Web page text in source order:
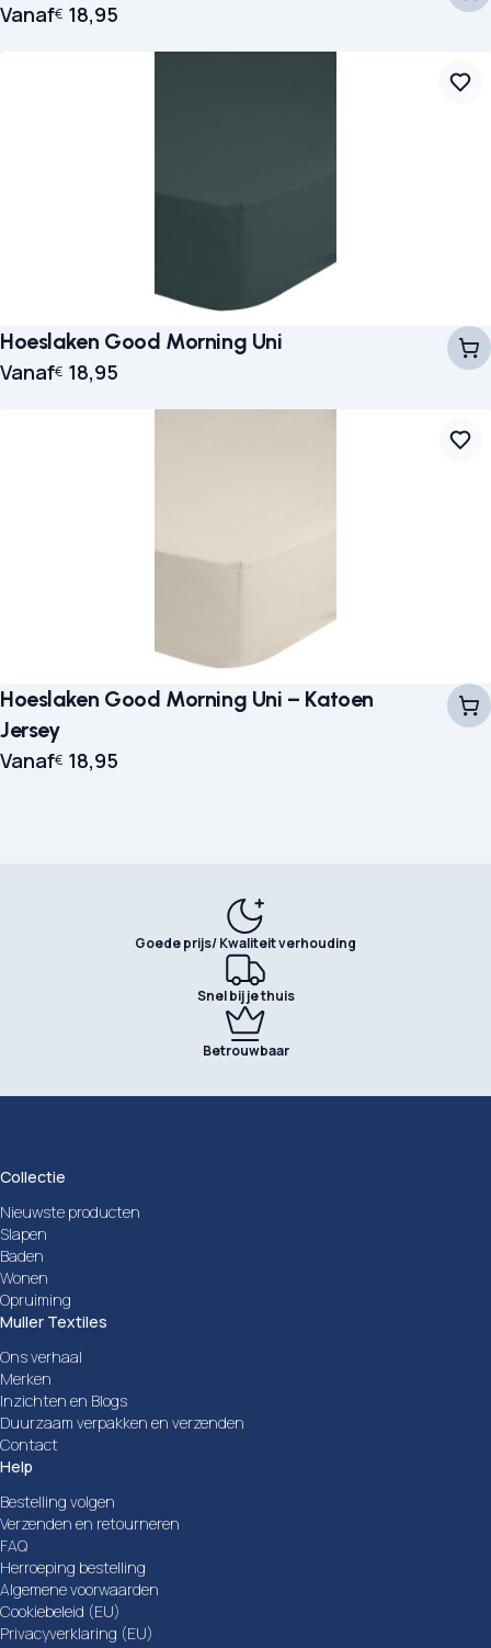
Vanaf€ 18,95
Hoeslaken Good Morning Uni
Vanaf€ 18,95
Hoeslaken Good Morning Uni – Katoen
Jersey
Vanaf€ 18,95
Goede prijs/ Kwaliteit verhouding
Snel bij je thuis
Betrouwbaar
Collectie
Nieuwste producten
Slapen
Baden
Wonen
Opruiming
Muller Textiles
Ons verhaal
Merken
Inzichten en Blogs
Duurzaam verpakken en verzenden
Contact
Help
Bestelling volgen
Verzenden en retourneren
FAQ
Herroeping bestelling
Algemene voorwaarden
Cookiebeleid (EU)
Privacyverklaring (EU)